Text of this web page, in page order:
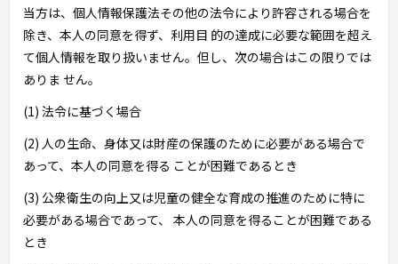
当方は、個人情報保護法その他の法令により許容される場合を
除き、本人の同意を得ず、利用目 的の達成に必要な範囲を超え
て個人情報を取り扱いません。但し、次の場合はこの限りでは
ありま せん。
(1) 法令に基づく場合
(2) 人の生命、身体又は財産の保護のために必要がある場合で
あって、本人の同意を得る ことが困難であるとき
(3) 公衆衛生の向上又は児童の健全な育成の推進のために特に
必要がある場合であって、 本人の同意を得ることが困難である
とき